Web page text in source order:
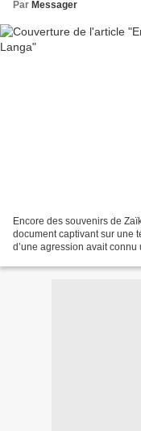
Par Messager
Encore des souvenirs de
document captivant sur une
d’une agression avait